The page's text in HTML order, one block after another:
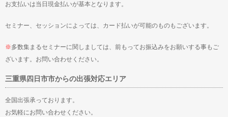
お支払いは当日現金払いが基本となります。
セミナー、セッションによっては、カード払いが可能のものもございます。
※多数集まるセミナーに関しましては、前もってお振込みをお願いする事もご
ざいます。お問い合わせください。
三重県四日市市からの出張対応エリア
全国出張承っております。
お気軽にお問い合わせください。